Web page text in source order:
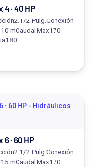
· 40 HP
2 Pulg.Conexión
mCaudal Max170
· 60 HP
2 Pulg.Conexión
mCaudal Max170